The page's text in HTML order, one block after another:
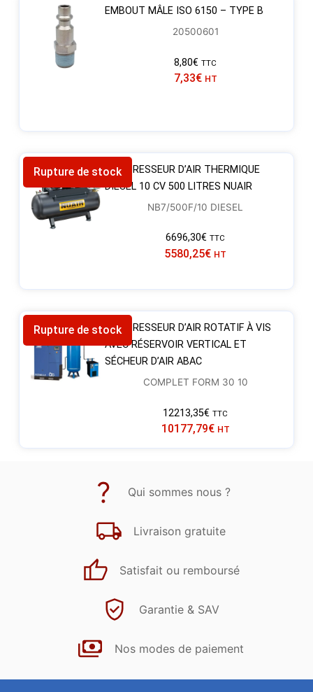
EMBOUT MÂLE ISO 6150 – TYPE B
20500601
8,80€ TTC
7,33€ HT
Rupture de stockCOMPRESSEUR D’AIR THERMIQUE
DIESEL 10 CV 500 LITRES NUAIR
NB7/500F/10 DIESEL
6696,30€ TTC
5580,25€ HT
Rupture de stockCOMPRESSEUR D’AIR ROTATIF À VIS
AVEC RÉSERVOIR VERTICAL ET
SÉCHEUR D’AIR ABAC
COMPLET FORM 30 10
12213,35€ TTC
10177,79€ HT
Qui sommes nous ?
Livraison gratuite
Satisfait ou remboursé
Garantie & SAV
Nos modes de paiement